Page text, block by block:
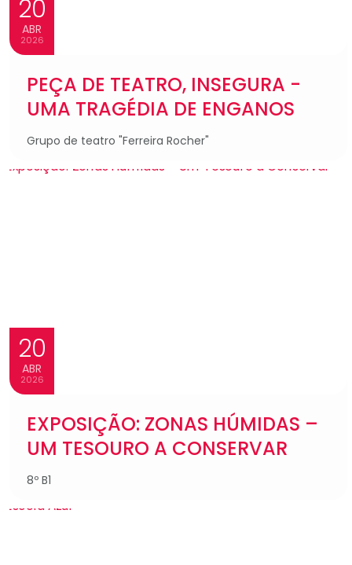
20
ABR
2026
PEÇA DE TEATRO, INSEGURA -
UMA TRAGÉDIA DE ENGANOS
Grupo de teatro "Ferreira Rocher"
20
ABR
2026
EXPOSIÇÃO: ZONAS HÚMIDAS –
UM TESOURO A CONSERVAR
8º B1